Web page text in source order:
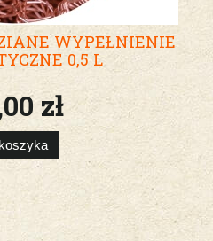
WYPEŁNIENIE
0,5 L
zł